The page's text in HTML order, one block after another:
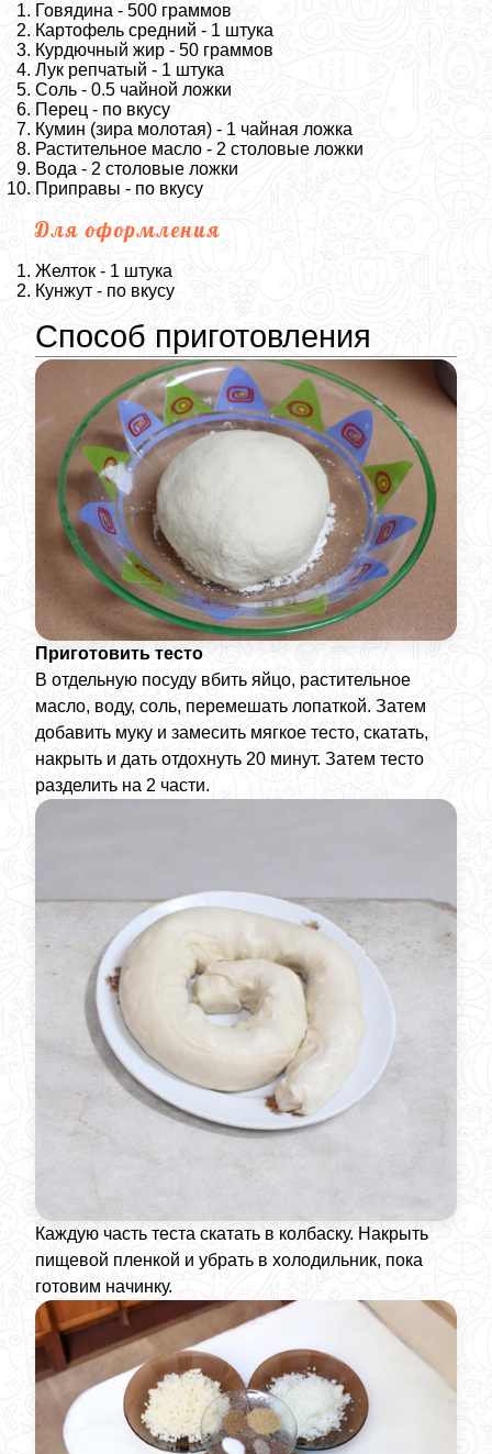
Говядина - 500 граммов
Картофель средний - 1 штука
Курдючный жир - 50 граммов
Лук репчатый - 1 штука
Соль - 0.5 чайной ложки
Перец - по вкусу
Кумин (зира молотая) - 1 чайная ложка
Растительное масло - 2 столовые ложки
Вода - 2 столовые ложки
Приправы - по вкусу
Для оформления
Желток - 1 штука
Кунжут - по вкусу
Способ приготовления
Приготовить тесто
В отдельную посуду вбить яйцо, растительное
масло, воду, соль, перемешать лопаткой. Затем
добавить муку и замесить мягкое тесто, скатать,
накрыть и дать отдохнуть 20 минут. Затем тесто
разделить на 2 части.
Каждую часть теста скатать в колбаску. Накрыть
пищевой пленкой и убрать в холодильник, пока
готовим начинку.